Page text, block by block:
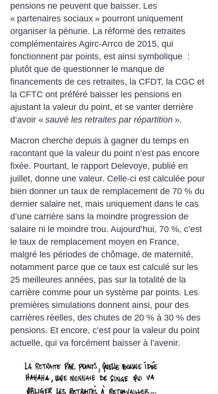
pensions ne peuvent que baisser. Les
« partenaires sociaux » pourront uniquement
organiser la pénurie. La réforme des retraites
complémentaires Agirc-Arrco de 2015, qui
fonctionnent par points, est ainsi symbolique :
plutôt que de questionner le manque de
financements de ces retraites, la CFDT, la CGC et
la CFTC ont préféré baisser les pensions en
ajustant la valeur du point, et se vanter derrière
d’avoir « sauvé les retraites par répartition ».
Macron cherche depuis à gagner du temps en
racontant que la valeur du point n’est pas encore
fixée. Pourtant, le rapport Delevoye, publié en
juillet, donne une valeur. Celle-ci est calculée pour
bien donner un taux de remplacement de 70 % du
dernier salaire net, mais uniquement dans le cas
d’une carrière sans la moindre progression de
salaire ni le moindre trou. Aujourd’hui, 70 %, c’est
le taux de remplacement moyen en France,
malgré les périodes de chômage, de maternité,
notamment parce que ce taux est calculé sur les
25 meilleures années, pas sur la totalité de la
carrière comme pour un système par points. Les
premières simulations donnent ainsi, pour des
carrières réelles, des chutes de 20 % à 30 % des
pensions. Et encore, c’est pour la valeur du point
actuelle, qui va forcément baisser à l’avenir.